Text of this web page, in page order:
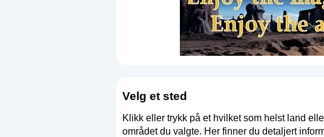
Velg et sted
Klikk eller trykk på et hvilket som helst land
området du valgte. Her finner du detaljert